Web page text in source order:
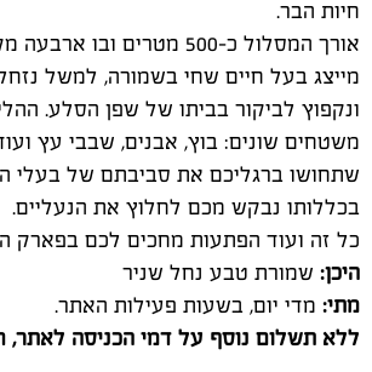
משטחים שונים: בוץ, אבנים, שבבי עץ ועוד
שתחושו ברגליכם את סביבתם של בעלי
בכללותו נבקש מכם לחלוץ את הנעליים.
כל זה ועוד הפתעות מחכים לכם בפארק
היכן:שמורת טבע נחל שניר
מתי:מדי יום, בשעות פעילות האתר.
ללא תשלום נוסף על דמי הכניסה לאתר,